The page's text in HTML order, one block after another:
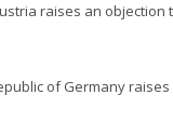
raises an
of Germany